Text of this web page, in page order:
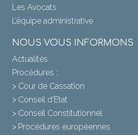
Les Avocats
L’équipe administrative
NOUS VOUS INFORMONS
Actualités
Procédures :
> Cour de Cassation
> Conseil d’Etat
> Conseil Constitutionnel
> Procédures européennes